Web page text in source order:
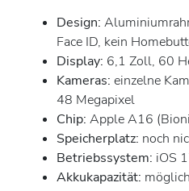
Design:
Face ID, kein
Display: 6,1 Zoll, 60
Kameras: einzelne
48 Megapixel
Chip: Apple A16
Speicherplatz: noch
Betriebssystem: iOS
Akkukapazität: